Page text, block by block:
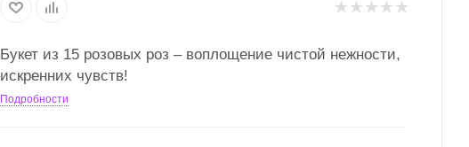
Букет из 15 розовых роз – воплощение чистой нежности,
искренних чувств!
Подробности